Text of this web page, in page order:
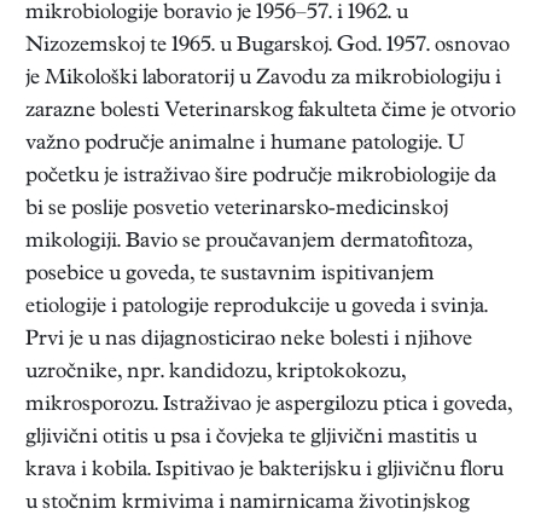
mikrobiologije boravio je 1956–57. i 1962. u
Nizozemskoj te 1965. u Bugarskoj. God. 1957. osnovao
je Mikološki laboratorij u Zavodu za mikrobiologiju i
zarazne bolesti Veterinarskog fakulteta čime je otvorio
važno područje animalne i humane patologije. U
početku je istraživao šire područje mikrobiologije da
bi se poslije posvetio veterinarsko-medicinskoj
mikologiji. Bavio se proučavanjem dermatofitoza,
posebice u goveda, te sustavnim ispitivanjem
etiologije i patologije reprodukcije u goveda i svinja.
Prvi je u nas dijagnosticirao neke bolesti i njihove
uzročnike, npr. kandidozu, kriptokokozu,
mikrosporozu. Istraživao je aspergilozu ptica i goveda,
gljivični otitis u psa i čovjeka te gljivični mastitis u
krava i kobila. Ispitivao je bakterijsku i gljivičnu floru
u stočnim krmivima i namirnicama životinjskog